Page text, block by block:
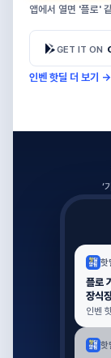
앱에서 열면 '플로'
GET IT ON
인벤 핫딜 더 보기 →
‘
핫
플로
장식
인벤
핫